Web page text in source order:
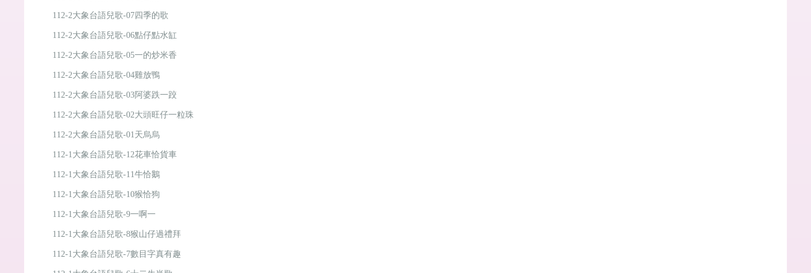
112-2大象台語兒歌-07四季的歌
112-2大象台語兒歌-06點仔點水缸
112-2大象台語兒歌-05一的炒米香
112-2大象台語兒歌-04雞放鴨
112-2大象台語兒歌-03阿婆跌一跤
112-2大象台語兒歌-02大頭旺仔一粒珠
112-2大象台語兒歌-01天烏烏
112-1大象台語兒歌-12花車恰貨車
112-1大象台語兒歌-11牛恰鵝
112-1大象台語兒歌-10猴恰狗
112-1大象台語兒歌-9一啊一
112-1大象台語兒歌-8猴山仔過禮拜
112-1大象台語兒歌-7數目字真有趣